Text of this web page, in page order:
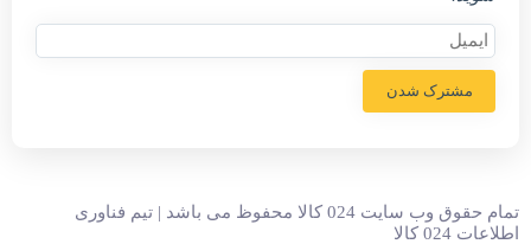
مشترک شدن
تمام حقوق وب سایت 024 کالا محفوظ می باشد | تیم فناوری
اطلاعات 024 کالا